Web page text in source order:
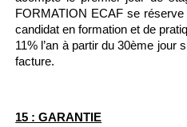
FORMATION ECAF se
candidat en formation et de
11% l’an à partir du 30ème jour
facture.
15 : GARANTIE